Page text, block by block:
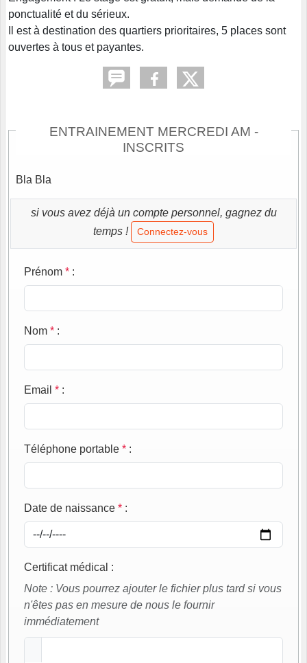
ponctualité et du sérieux.
Il est à destination des quartiers prioritaires, 5 places sont
ouvertes à tous et payantes.
ENTRAINEMENT MERCREDI AM -
INSCRITS
Bla Bla
si vous avez déjà un compte personnel, gagnez du
temps !
Connectez-vous
Prénom * :
Nom * :
Email * :
Téléphone portable * :
Date de naissance * :
Certificat médical :
Note : Vous pourrez ajouter le fichier plus tard si vous
n'êtes pas en mesure de nous le fournir
immédiatement